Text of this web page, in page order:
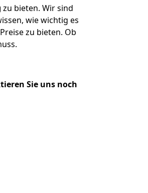
zu bieten. Wir sind
wie wichtig es
zu bieten. Ob
Sie uns noch